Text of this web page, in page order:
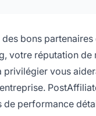
bons
votre réputation
privilégier vous
de performance